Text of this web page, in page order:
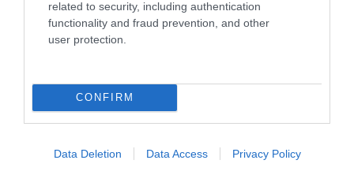
related to security, including authentication
functionality and fraud prevention, and other
user protection.
CONFIRM
Data Deletion Data Access Privacy Policy